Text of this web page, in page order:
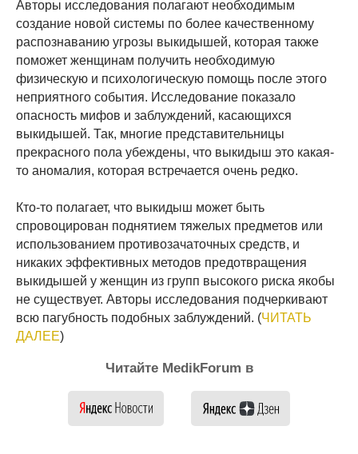
Авторы исследования полагают необходимым
создание новой системы по более качественному
распознаванию угрозы выкидышей, которая также
поможет женщинам получить необходимую
физическую и психологическую помощь после этого
неприятного события. Исследование показало
опасность мифов и заблуждений, касающихся
выкидышей. Так, многие представительницы
прекрасного пола убеждены, что выкидыш это какая-
то аномалия, которая встречается очень редко.
Кто-то полагает, что выкидыш может быть
спровоцирован поднятием тяжелых предметов или
использованием противозачаточных средств, и
никаких эффективных методов предотвращения
выкидышей у женщин из групп высокого риска якобы
не существует. Авторы исследования подчеркивают
всю пагубность подобных заблуждений. (ЧИТАТЬ
ДАЛЕЕ)
Читайте MedikForum в